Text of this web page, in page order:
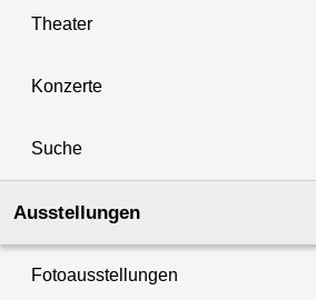
Theater
Konzerte
Suche
Ausstellungen
Fotoausstellungen